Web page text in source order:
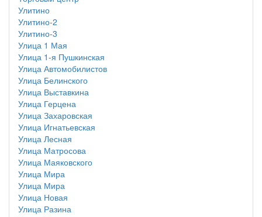
Улитино
Улитино-2
Улитино-3
Улица 1 Мая
Улица 1-я Пушкинская
Улица Автомобилистов
Улица Белинского
Улица Выставкина
Улица Герцена
Улица Захаровская
Улица Игнатьевская
Улица Лесная
Улица Матросова
Улица Маяковского
Улица Мира
Улица Мира
Улица Новая
Улица Разина